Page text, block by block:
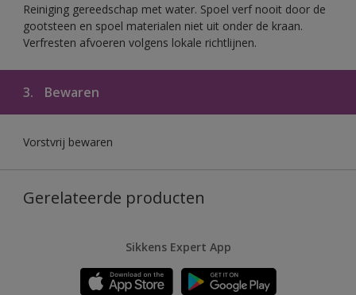
Reiniging gereedschap met water. Spoel verf nooit door de
gootsteen en spoel materialen niet uit onder de kraan.
Verfresten afvoeren volgens lokale richtlijnen.
3. Bewaren
Vorstvrij bewaren
Gerelateerde producten
Sikkens Expert App